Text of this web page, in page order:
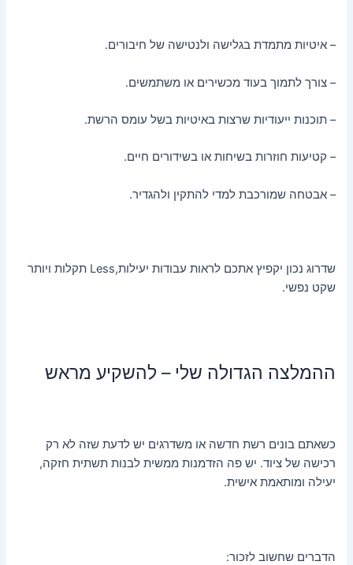
– איטיות מתמדת בגלישה ולנטישה של חיבורים.
– צורך לתמוך בעוד מכשירים או משתמשים.
– תוכנות ייעודיות שרצות באיטיות בשל עומס הרשת.
– קטיעות חוזרות בשיחות או בשידורים חיים.
– אבטחה שמורכבת למדי להתקין ולהגדיר.
שדרוג נכון יקפיץ אתכם לראות עבודות יעילות,Less תקלות ויותר
שקט נפשי.
ההמלצה הגדולה שלי – להשקיע מראש
כשאתם בונים רשת חדשה או משדרגים יש לדעת שזה לא רק
רכישה של ציוד. יש פה הזדמנות ממשית לבנות תשתית חזקה,
יעילה ומותאמת אישית.
הדברים שחשוב לזכור: